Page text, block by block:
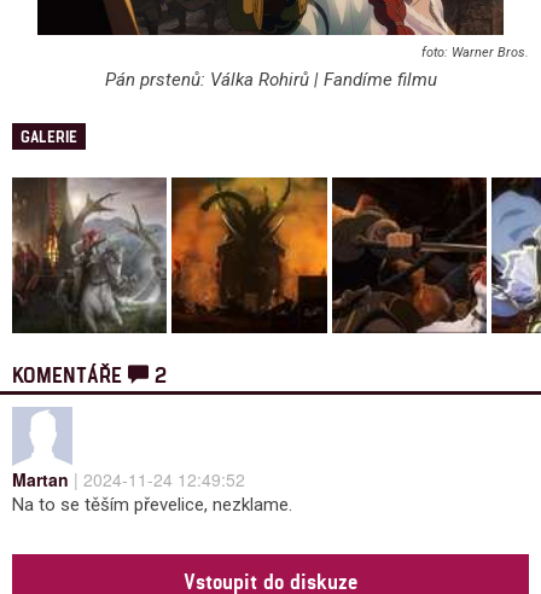
Warner Bros.
Pán prstenů: Válka Rohirů | Fandíme filmu
GALERIE
KOMENTÁŘE 2
Martan | 2024-11-24 12:49:52
Na to se těším převelice, nezklame.
Vstoupit do diskuze